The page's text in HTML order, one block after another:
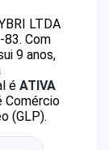
LTDA
83. Com
9 anos,
é ATIVA
Comércio
(GLP).